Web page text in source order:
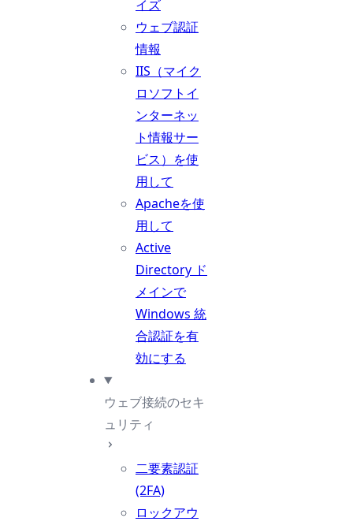
イズ
ウェブ認証
情報
IIS（マイク
ロソフトイ
ンターネッ
ト情報サー
ビス）を使
用して
Apacheを使
用して
Active
Directory ド
メインで
Windows 統
合認証を有
効にする
ウェブ接続のセキ
ュリティ
二要素認証
(2FA)
ロックアウ